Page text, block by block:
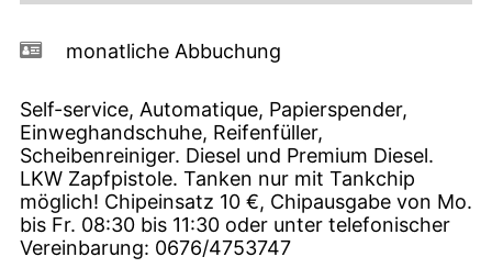
monatliche Abbuchung
Self-service, Automatique, Papierspender,
Einweghandschuhe, Reifenfüller,
Scheibenreiniger. Diesel und Premium Diesel.
LKW Zapfpistole. Tanken nur mit Tankchip
möglich! Chipeinsatz 10 €, Chipausgabe von Mo.
bis Fr. 08:30 bis 11:30 oder unter telefonischer
Vereinbarung: 0676/4753747